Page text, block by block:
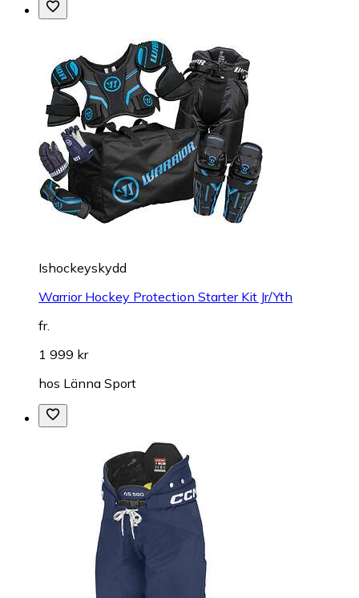
Ishockeyskydd
Warrior Hockey Protection Starter Kit Jr/Yth
fr.
1 999 kr
hos Länna Sport